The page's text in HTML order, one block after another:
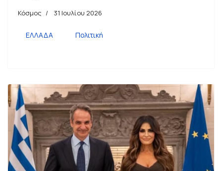
Κόσμος 31 Ιουλίου 2026
ΕΛΛΑΔΑ Πολιτική